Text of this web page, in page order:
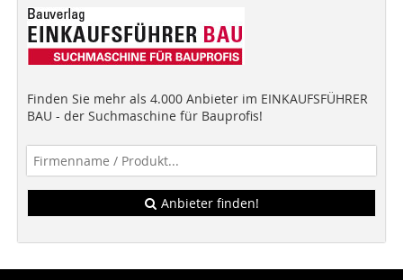
Finden Sie mehr als 4.000 Anbieter im EINKAUFSFÜHRER
BAU - der Suchmaschine für Bauprofis!
Anbieter finden!